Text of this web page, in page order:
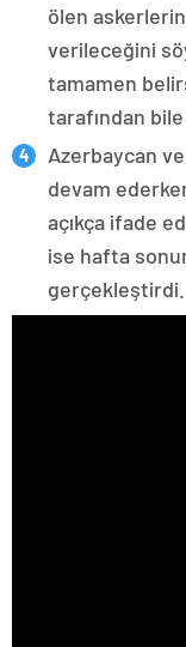
ölen
verileceğini
tamamen
tarafından bile
Azerbaycan
devam
açıkça ifade
ise hafta
gerçekleştirdi.